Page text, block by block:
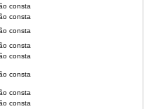
consta
consta
consta
consta
consta
consta
consta
consta